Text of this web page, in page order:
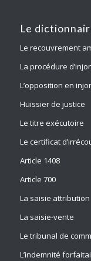
Le
Le recouvrement
La procédure
L’opposition en
Huissier de justice
Le titre exécutoire
Le certificat
Article 1408
Article 700
La saisie attribution
La saisie-vente
Le tribunal de
L’indemnité